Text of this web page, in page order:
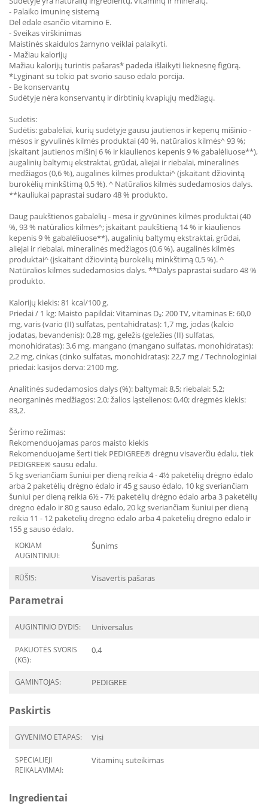
- Palaiko imuninę sistemą
Dėl ėdale esančio vitamino E.
- Sveikas virškinimas
Maistinės skaidulos žarnyno veiklai palaikyti.
- Mažiau kalorijų
Mažiau kalorijų turintis pašaras* padeda išlaikyti lieknesnę figūrą.
*Lyginant su tokio pat svorio sauso ėdalo porcija.
- Be konservantų
Sudėtyje nėra konservantų ir dirbtinių kvapiųjų medžiagų.
Sudėtis:
Sudėtis: gabalėliai, kurių sudėtyje gausu jautienos ir kepenų mišinio -
mėsos ir gyvulinės kilmės produktai (40 %, natūralios kilmės^ 93 %;
įskaitant jautienos mišinį 6 % ir kiaulienos kepenis 9 % gabalėliuose**),
augalinių baltymų ekstraktai, grūdai, aliejai ir riebalai, mineralinės
medžiagos (0,6 %), augalinės kilmės produktai^ (įskaitant džiovintą
burokėlių minkštimą 0,5 %). ^ Natūralios kilmės sudedamosios dalys.
**kauliukai paprastai sudaro 48 % produkto.
Daug paukštienos gabalėlių - mėsa ir gyvūninės kilmės produktai (40
%, 93 % natūralios kilmės^; įskaitant paukštieną 14 % ir kiaulienos
kepenis 9 % gabalėliuose**), augalinių baltymų ekstraktai, grūdai,
aliejai ir riebalai, mineralinės medžiagos (0,6 %), augalinės kilmės
produktai^ (įskaitant džiovintą burokėlių minkštimą 0,5 %). ^
Natūralios kilmės sudedamosios dalys. **Dalys paprastai sudaro 48 %
produkto.
Kalorijų kiekis: 81 kcal/100 g.
Priedai / 1 kg: Maisto papildai: Vitaminas D₃: 200 TV, vitaminas E: 60,0
mg, varis (vario (II) sulfatas, pentahidratas): 1,7 mg, jodas (kalcio
jodatas, bevandenis): 0,28 mg, geležis (geležies (II) sulfatas,
monohidratas): 3,6 mg, mangano (mangano sulfatas, monohidratas):
2,2 mg, cinkas (cinko sulfatas, monohidratas): 22,7 mg / Technologiniai
priedai: kasijos derva: 2100 mg.
Analitinės sudedamosios dalys (%): baltymai: 8,5; riebalai: 5,2;
neorganinės medžiagos: 2,0; žalios ląstelienos: 0,40; drėgmės kiekis:
83,2.
Šėrimo režimas:
Rekomenduojamas paros maisto kiekis
Rekomenduojame šerti tiek PEDIGREE® drėgnu visaverčiu ėdalu, tiek
PEDIGREE® sausu ėdalu.
5 kg sveriančiam šuniui per dieną reikia 4 - 4½ paketėlių drėgno ėdalo
arba 2 paketėlių drėgno ėdalo ir 45 g sauso ėdalo, 10 kg sveriančiam
šuniui per dieną reikia 6½ - 7½ paketėlių drėgno ėdalo arba 3 paketėlių
drėgno ėdalo ir 80 g sauso ėdalo, 20 kg sveriančiam šuniui per dieną
reikia 11 - 12 paketėlių drėgno ėdalo arba 4 paketėlių drėgno ėdalo ir
155 g sauso ėdalo.
KOKIAM
AUGINTINIUI:
Šunims
RŪŠIS: Visavertis pašaras
Parametrai
AUGINTINIO DYDIS: Universalus
PAKUOTĖS SVORIS
(KG):
0.4
GAMINTOJAS: PEDIGREE
Paskirtis
GYVENIMO ETAPAS: Visi
SPECIALIEJI
REIKALAVIMAI:
Vitaminų suteikimas
Ingredientai